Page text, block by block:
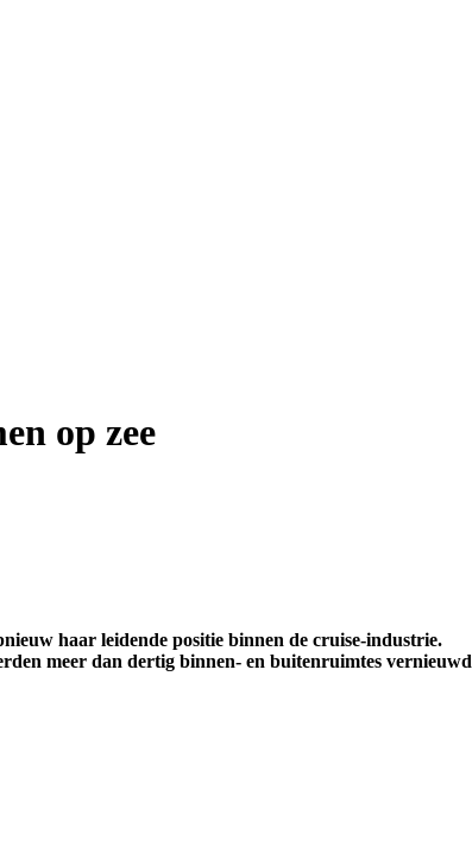
op zee
haar leidende positie binnen de cruise-industrie.
meer dan dertig binnen- en buitenruimtes